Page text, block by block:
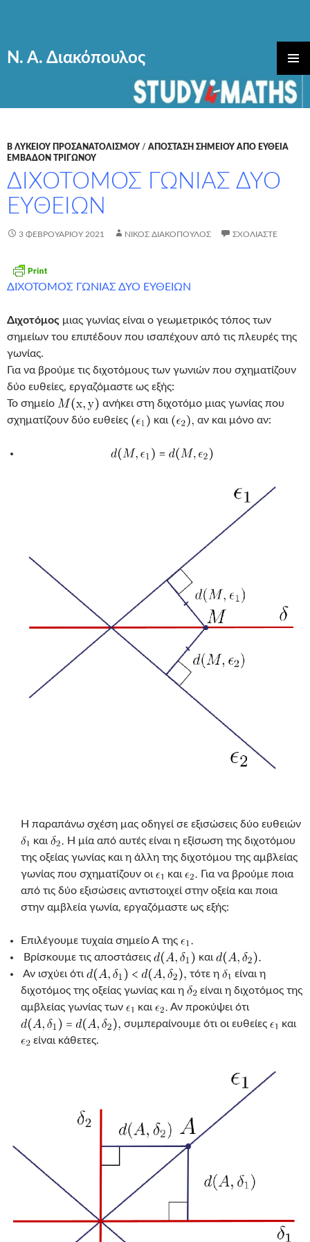
Ν. Α. Διακόπουλος
ΚΎΡΙΟ
ΜΕΝΟΎ
Β ΛΥΚΕΙΟΥ ΠΡΟΣΑΝΑΤΟΛΙΣΜΟΥ / ΑΠΟΣΤΑΣΗ ΣΗΜΕΙΟΥ ΑΠΟ ΕΥΘΕΙΑ
ΕΜΒΑΔΟΝ ΤΡΙΓΩΝΟΥ
ΔΙΧΟΤΟΜΟΣ ΓΩΝΙΑΣ ΔΥΟ
ΕΥΘΕΙΩΝ
3 ΦΕΒΡΟΥΑΡΊΟΥ 2021 ΝΊΚΟΣ ΔΙΑΚΌΠΟΥΛΟΣ ΣΧΟΛΙΆΣΤΕ
ΔΙΧΟΤΟΜΟΣ ΓΩΝΙΑΣ ΔΥΟ ΕΥΘΕΙΩΝ
Διχοτόμος μιας γωνίας είναι ο γεωμετρικός τόπος των
σημείων του επιπέδουν που ισαπέχουν από τις πλευρές της
γωνίας.
Για να βρούμε τις διχοτόμους των γωνιών που σχηματίζουν
δύο ευθείες, εργαζόμαστε ως εξής:
Το σημείο
ανήκει στη διχοτόμο μιας γωνίας που
σχηματίζουν δύο ευθείες
και αν και μόνο αν:
Η παραπάνω σχέση μας οδηγεί σε εξισώσεις δύο ευθειών
και
Η μία από αυτές είναι η εξίσωση της διχοτόμου
της οξείας γωνίας και η άλλη της διχοτόμου της αμβλείας
γωνίας που σχηματίζουν οι
και
Για να βρούμε ποια
από τις δύο εξισώσεις αντιστοιχεί στην οξεία και ποια
στην αμβλεία γωνία, εργαζόμαστε ως εξής:
Επιλέγουμε τυχαία σημείο Α της
Βρίσκουμε τις αποστάσεις
και
Αν ισχύει ότι
τότε η
είναι η
διχοτόμος της οξείας γωνίας και η
είναι η διχοτόμος της
αμβλείας γωνίας των
και
Αν προκύψει ότι
συμπεραίνουμε ότι οι ευθείες
και
είναι κάθετες.